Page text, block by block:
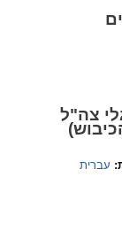
add_circle_outline
צה"ל
עברית